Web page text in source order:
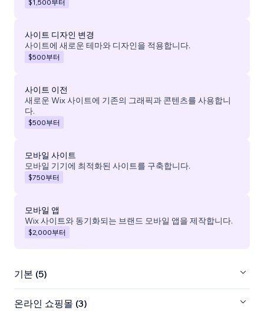
$1,500부터
사이트 디자인 변경
사이트에 새로운 테마와 디자인을 적용합니다.
$500부터
사이트 이전
새로운 Wix 사이트에 기존의 그래픽과 콘텐츠를 사용합니
다.
$500부터
모바일 사이트
모바일 기기에 최적화된 사이트를 구축합니다.
$750부터
모바일 앱
Wix 사이트와 동기화되는 브랜드 모바일 앱을 제작합니다.
$2,000부터
기본 (5)
온라인 쇼핑몰 (3)